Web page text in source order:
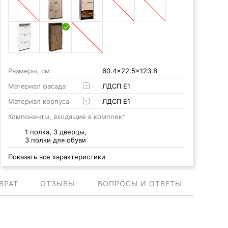
Размеры, см
60.4x22.5x123.8
Материал фасада
?
ЛДСП Е1
Материал корпуса
?
ЛДСП Е1
Компоненты, входящие в комплект
1 полка, 3 дверцы,
3 полки для обуви
Показать все характеристики
ОТЗЫВЫ ВОПРОСЫ И ОТВЕТЫ